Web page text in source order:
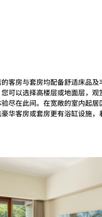
客房与套房均配备舒适床品
可以选择高楼层或地面层，
尽在此间。在宽敞的室内起
华客房或套房更有浴缸设施